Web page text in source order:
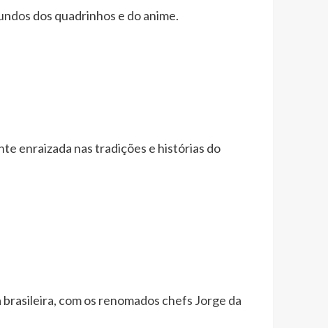
dos quadrinhos e do anime.
enraizada nas tradições e histórias do
com os renomados chefs Jorge da